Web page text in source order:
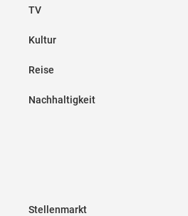
TV
Kultur
Reise
Nachhaltigkeit
Stellenmarkt